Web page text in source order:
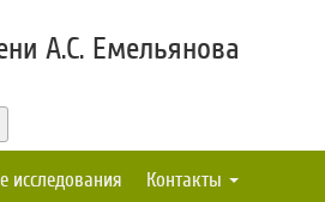
А.С. Емельянова
исследования Контакты